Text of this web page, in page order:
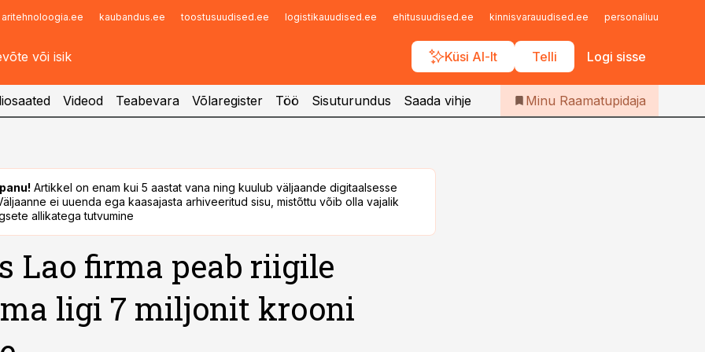
aritehnoloogia.ee kaubandus.ee toostusuudised.ee logistikauudised.ee ehitusuudised.ee kinnisvarauudised.ee personaliuudised.ee
Küsi AI-lt Telli Logi sisse
Infopank
Iseteenindus
Telli Raamatupidaja
Videod Teabevara Võlaregister Töö Sisuturundus Saada vihje Minu Raamatupidaja
Artikkel on enam kui 5 aastat vana ning kuulub väljaande digitaalsesse
ei uuenda ega kaasajasta arhiveeritud sisu, mistõttu võib olla vajalik
allikatega tutvumine
Lao firma peab riigile
ligi 7 miljonit krooni